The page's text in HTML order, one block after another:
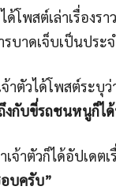
ได้โพสต์เล่าเรื่อง
รบาดเจ็บเป็นประ
จ้าตัวได้โพสต์ระบุว่
งกับขี่รถชนหนูก็ไ
เจ้าตัวก็ได้อัปเดต
บครับ”